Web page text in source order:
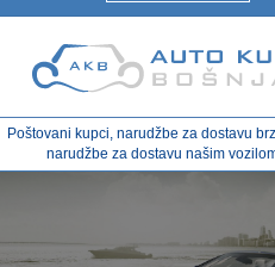
Poštovani kupci, narudžbe za dostavu
narudžbe za dostavu našim